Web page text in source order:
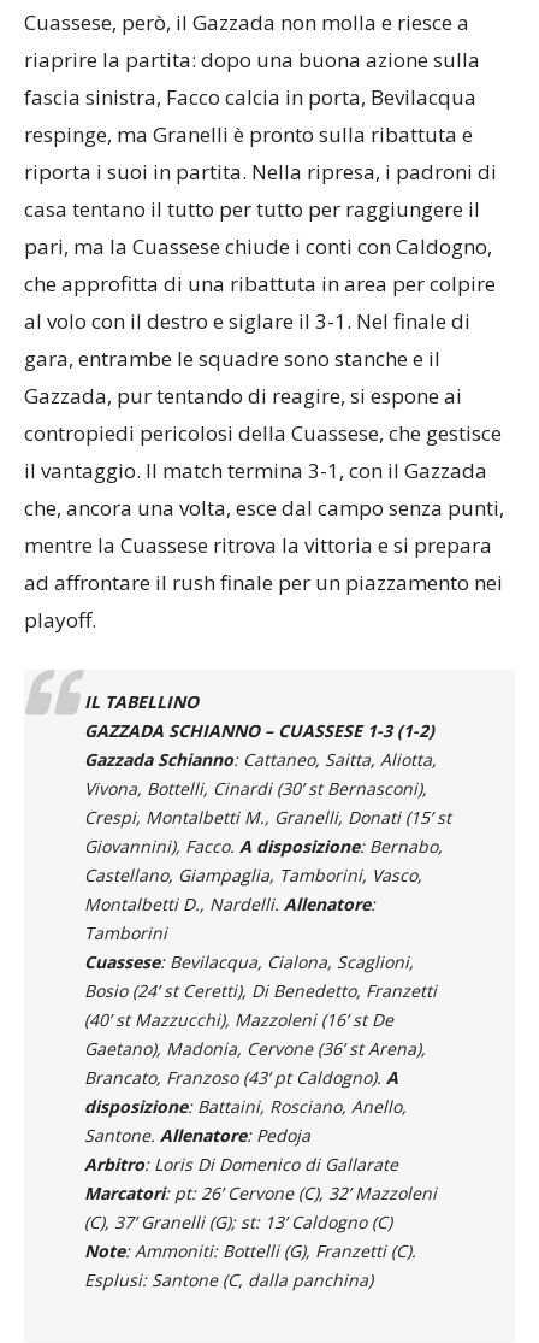
Cuassese, però, il Gazzada non molla e riesce a
riaprire la partita: dopo una buona azione sulla
fascia sinistra, Facco calcia in porta, Bevilacqua
respinge, ma Granelli è pronto sulla ribattuta e
riporta i suoi in partita. Nella ripresa, i padroni di
casa tentano il tutto per tutto per raggiungere il
pari, ma la Cuassese chiude i conti con Caldogno,
che approfitta di una ribattuta in area per colpire
al volo con il destro e siglare il 3-1. Nel finale di
gara, entrambe le squadre sono stanche e il
Gazzada, pur tentando di reagire, si espone ai
contropiedi pericolosi della Cuassese, che gestisce
il vantaggio. Il match termina 3-1, con il Gazzada
che, ancora una volta, esce dal campo senza punti,
mentre la Cuassese ritrova la vittoria e si prepara
ad affrontare il rush finale per un piazzamento nei
playoff.
IL TABELLINO
GAZZADA SCHIANNO – CUASSESE 1-3 (1-2)
Gazzada Schianno: Cattaneo, Saitta, Aliotta,
Vivona, Bottelli, Cinardi (30’ st Bernasconi),
Crespi, Montalbetti M., Granelli, Donati (15’ st
Giovannini), Facco. A disposizione: Bernabo,
Castellano, Giampaglia, Tamborini, Vasco,
Montalbetti D., Nardelli. Allenatore:
Tamborini
Cuassese: Bevilacqua, Cialona, Scaglioni,
Bosio (24’ st Ceretti), Di Benedetto, Franzetti
(40’ st Mazzucchi), Mazzoleni (16’ st De
Gaetano), Madonia, Cervone (36’ st Arena),
Brancato, Franzoso (43’ pt Caldogno). A
disposizione: Battaini, Rosciano, Anello,
Santone. Allenatore: Pedoja
Arbitro: Loris Di Domenico di Gallarate
Marcatori: pt: 26’ Cervone (C), 32’ Mazzoleni
(C), 37’ Granelli (G); st: 13’ Caldogno (C)
Note: Ammoniti: Bottelli (G), Franzetti (C).
Esplusi: Santone (C, dalla panchina)